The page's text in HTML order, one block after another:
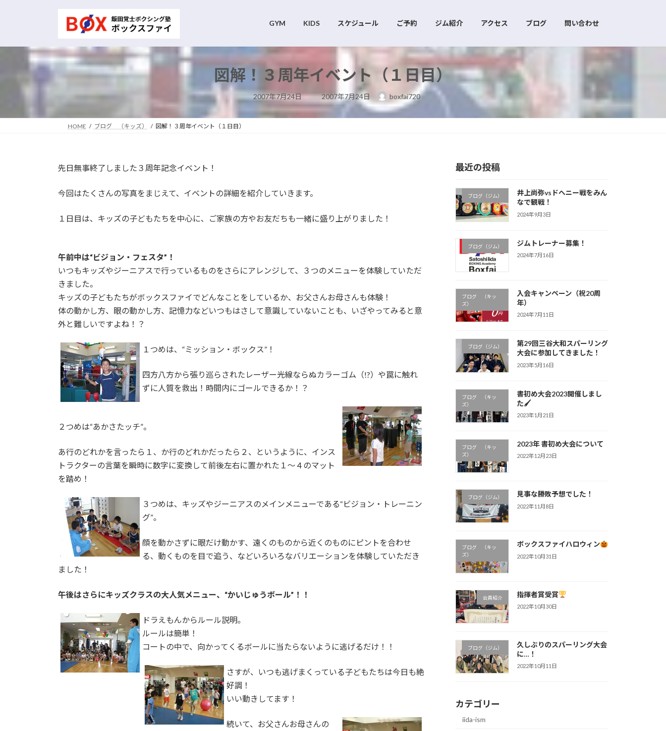
GYM KIDS スケジュール ご予約 ジム紹介 アクセス ブログ 問い合わせ
図解！３周年イベント（１日目）
2007年7月24日
最
終
更
日
2007年7月24日 boxfai720
HOME ブログ （キッズ） 図解！３周年イベント（１日目）
先日無事終了しました３周年記念イベント！
今回はたくさんの写真をまじえて、イベントの詳細を紹介していきます。
１日目は、キッズの子どもたちを中心に、ご家族の方やお友だちも一緒に盛り上がりました！
午前中は“ビジョン・フェスタ”！
いつもキッズやジーニアスで行っているものをさらにアレンジして、３つのメニューを体験していただ
きました。
キッズの子どもたちがボックスファイでどんなことをしているか、お父さんお母さんも体験！
体の動かし方、眼の動かし方、記憶力などいつもはさして意識していないことも、いざやってみると意
外と難しいですよね！？
１つめは、“ミッション・ボックス”！
四方八方から張り巡らされたレーザー光線ならぬカラーゴム（!?）や罠に触れ
ずに人質を救出！時間内にゴールできるか！？
２つめは“あかさたッチ”。
あ行のどれかを言ったら１、か行のどれかだったら２、というように、インス
トラクターの言葉を瞬時に数字に変換して前後左右に置かれた１～４のマット
を踏め！
３つめは、キッズやジーニアスのメインメニューである“ビジョン・トレーニン
グ”。
顔を動かさずに眼だけ動かす、遠くのものから近くのものにピントを合わせ
る、動くものを目で追う、などいろいろなバリエーションを体験していただき
ました！
午後はさらにキッズクラスの大人気メニュー、“かいじゅうボール”！！
ドラえもんからルール説明。
ルールは簡単！
コートの中で、向かってくるボールに当たらないように逃げるだけ！！
さすが、いつも逃げまくっている子どもたちは今日も絶
好調！
いい動きしてます！
続いて、お父さんお母さんの
最近の投稿
ブログ（ジム）
井上尚弥vsドヘニー戦をみん
なで観戦！
2024年9月3日
ブログ（ジム） ジムトレーナー募集！
2024年7月16日
ブログ （キッ
ズ）
入会キャンペーン（祝20周
年）
2024年7月11日
ブログ（ジム）
第29回三谷大和スパーリング
大会に参加してきました！
2023年5月16日
ブログ （キッ
ズ）
書初め大会2023開催しまし
た🖌
2023年1月21日
ブログ （キッ
ズ）
2023年 書初め大会について
2022年12月23日
ブログ（ジム） 見事な勝敗予想でした！
2022年11月8日
ブログ （キッ
ズ）
ボックスファイハロウィン
2022年10月31日
会員紹介 指揮者賞受賞
2022年10月30日
ブログ（ジム）
久しぶりのスパーリング大会
に…！
2022年10月11日
カテゴリー
iida-ism